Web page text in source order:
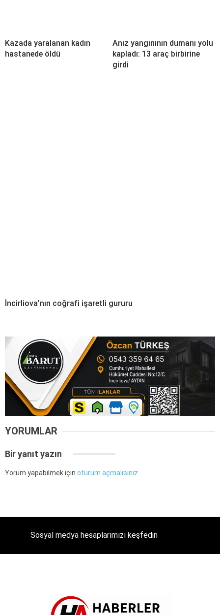
Kazada yaralanan kadın
hastanede öldü
Anız yangınının dumanı yolu
kapladı: 13 araç birbirine
girdi
İncirliova’nın coğrafi işaretli gururu
YORUMLAR
Bir yanıt yazın
Yorum yapabilmek için oturum açmalısınız
Sosyal medya hesaplarımızı keşfedin